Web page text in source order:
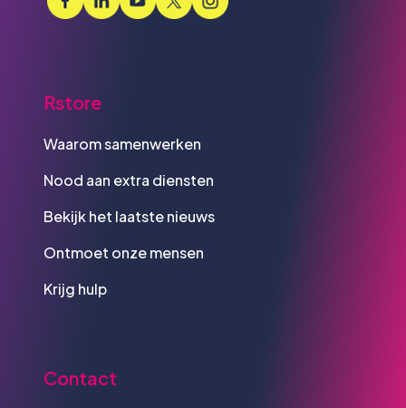
Rstore
Waarom samenwerken
Nood aan extra diensten
Bekijk het laatste nieuws
Ontmoet onze mensen
Krijg hulp
Contact